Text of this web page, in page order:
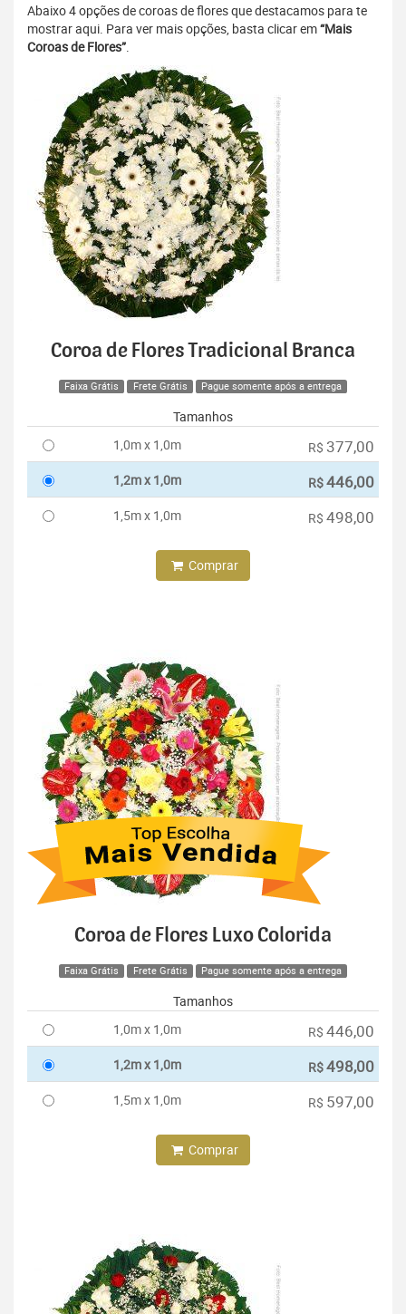
Abaixo 4 opções de coroas de flores que destacamos para te
mostrar aqui. Para ver mais opções, basta clicar em“Mais
Coroas de Flores”.
Coroa de Flores Tradicional Branca
Faixa Grátis Frete Grátis Pague somente após a entrega
Tamanhos
1,0m x 1,0m
R$ 377,00
1,2m x 1,0m R$446,00
1,5m x 1,0m R$ 498,00
Comprar
Coroa de Flores Luxo Colorida
Faixa Grátis Frete Grátis Pague somente após a entrega
Tamanhos
1,0m x 1,0m
R$ 446,00
1,2m x 1,0m R$498,00
1,5m x 1,0m R$ 597,00
Comprar